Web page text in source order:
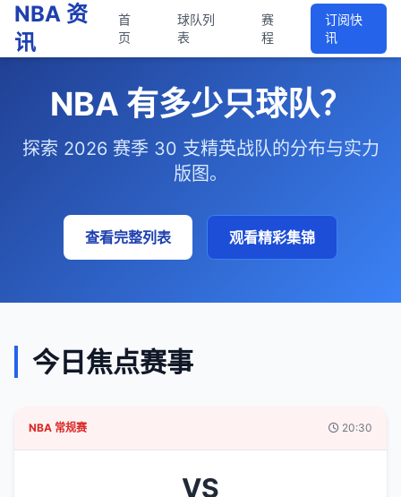
NBA 资
讯
首
页
球队列
表
赛
程
订阅快
讯
NBA 有多少只球队？
探索 2026 赛季 30 支精英战队的分布与实力
版图。
查看完整列表 观看精彩集锦
今日焦点赛事
NBA 常规赛 20:30
VS